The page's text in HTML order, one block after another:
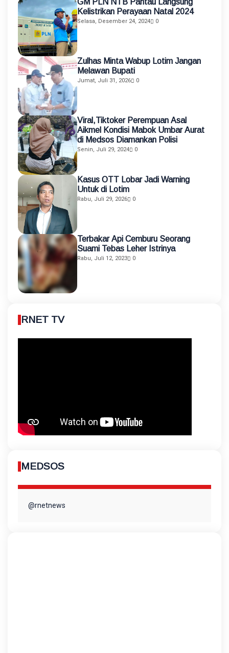
GM PLN NTB Pantau Langsung
Kelistrikan Perayaan Natal 2024
Selasa, Desember 24, 2024 0
Zulhas Minta Wabup Lotim Jangan
Melawan Bupati
Jumat, Juli 31, 2026 0
Viral,Tiktoker Perempuan Asal
Aikmel Kondisi Mabok Umbar Aurat
di Medsos Diamankan Polisi
Senin, Juli 29, 2024 0
Kasus OTT Lobar Jadi Warning
Untuk di Lotim
Rabu, Juli 29, 2026 0
Terbakar Api Cemburu Seorang
Suami Tebas Leher Istrinya
Rabu, Juli 12, 2023 0
RNET TV
MEDSOS
@rnetnews